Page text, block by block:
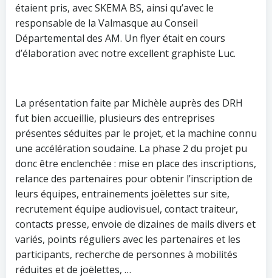
étaient pris, avec SKEMA BS, ainsi qu’avec le
responsable de la Valmasque au Conseil
Départemental des AM. Un flyer était en cours
d’élaboration avec notre excellent graphiste Luc.
La présentation faite par Michèle auprès des DRH
fut bien accueillie, plusieurs des entreprises
présentes séduites par le projet, et la machine connu
une accélération soudaine. La phase 2 du projet pu
donc être enclenchée : mise en place des inscriptions,
relance des partenaires pour obtenir l’inscription de
leurs équipes, entrainements joëlettes sur site,
recrutement équipe audiovisuel, contact traiteur,
contacts presse, envoie de dizaines de mails divers et
variés, points réguliers avec les partenaires et les
participants, recherche de personnes à mobilités
réduites et de joëlettes, …